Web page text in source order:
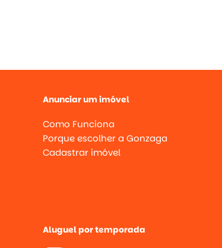
Anunciar um imóvel
Como Funciona
Porque escolher a Gonzaga
Cadastrar imóvel
Aluguel por temporada